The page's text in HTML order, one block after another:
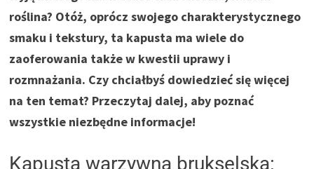
roślina? Otóż, oprócz swojego charakterystycznego
smaku i tekstury, ta kapusta ma wiele do
zaoferowania także w kwestii uprawy i
rozmnażania. Czy chciałbyś dowiedzieć się więcej
na ten temat? Przeczytaj dalej, aby poznać
wszystkie niezbędne informacje!
Kapusta warzywna brukselska: